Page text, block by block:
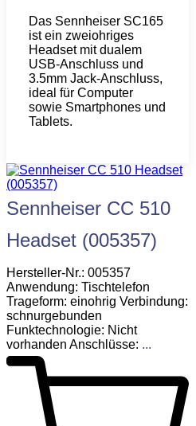
Das Sennheiser SC165
ist ein zweiohriges
Headset mit dualem
USB-Anschluss und
3.5mm Jack-Anschluss,
ideal für Computer
sowie Smartphones und
Tablets.
Sennheiser CC 510
Headset (005357)
Hersteller-Nr.: 005357
Anwendung: Tischtelefon
Trageform: einohrig Verbindung:
schnurgebunden
Funktechnologie: Nicht
vorhanden Anschlüsse: ...